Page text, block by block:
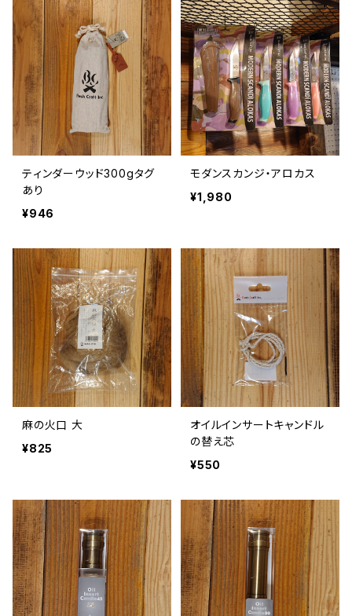
ティンダーウッド300gタグ
あり
¥946
モダンスカンジ・アロカス
¥1,980
麻の火口 大
¥825
オイルインサートキャンドル
の替え芯
¥550